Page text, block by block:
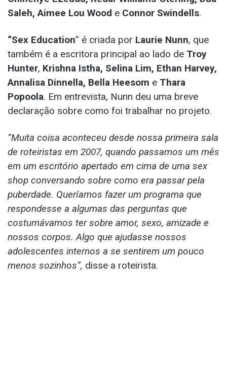
Saleh, Aimee Lou Wood e Connor Swindells.
“Sex Education” é criada por Laurie Nunn, que
também é a escritora principal ao lado de Troy
Hunter, Krishna Istha, Selina Lim, Ethan Harvey,
Annalisa Dinnella, Bella Heesom e Thara
Popoola. Em entrevista, Nunn deu uma breve
declaração sobre como foi trabalhar no projeto.
“Muita coisa aconteceu desde nossa primeira sala
de roteiristas em 2007, quando passamos um mês
em um escritório apertado em cima de uma sex
shop conversando sobre como era passar pela
puberdade. Queríamos fazer um programa que
respondesse a algumas das perguntas que
costumávamos ter sobre amor, sexo, amizade e
nossos corpos. Algo que ajudasse nossos
adolescentes internos a se sentirem um pouco
menos sozinhos”, disse a roteirista.